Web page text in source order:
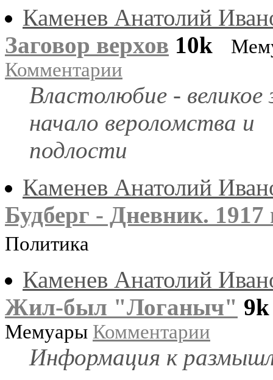
Каменев Анатолий
Заговор верхов 10k
Комментарии
Властолюбие - великое
начало вероломства и
подлости
Каменев Анатолий
Будберг - Дневник. 1917
Политика
Каменев Анатолий
Жил-был "Логаныч" 9k
Мемуары Комментарии
Информация к